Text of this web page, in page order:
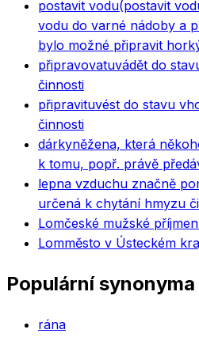
postavit vodu(postavit
vodu do varné nádoby a
bylo možné připravit
připravovatuvádět do
činnosti
připravituvést do stavu
činnosti
dárkyněžena, která
k tomu, popř. právě
lepna vzduchu značně
určená k chytání hmyzu
Lomčeské mužské
Lomměsto v Ústeckém
Populární synonyma
rána